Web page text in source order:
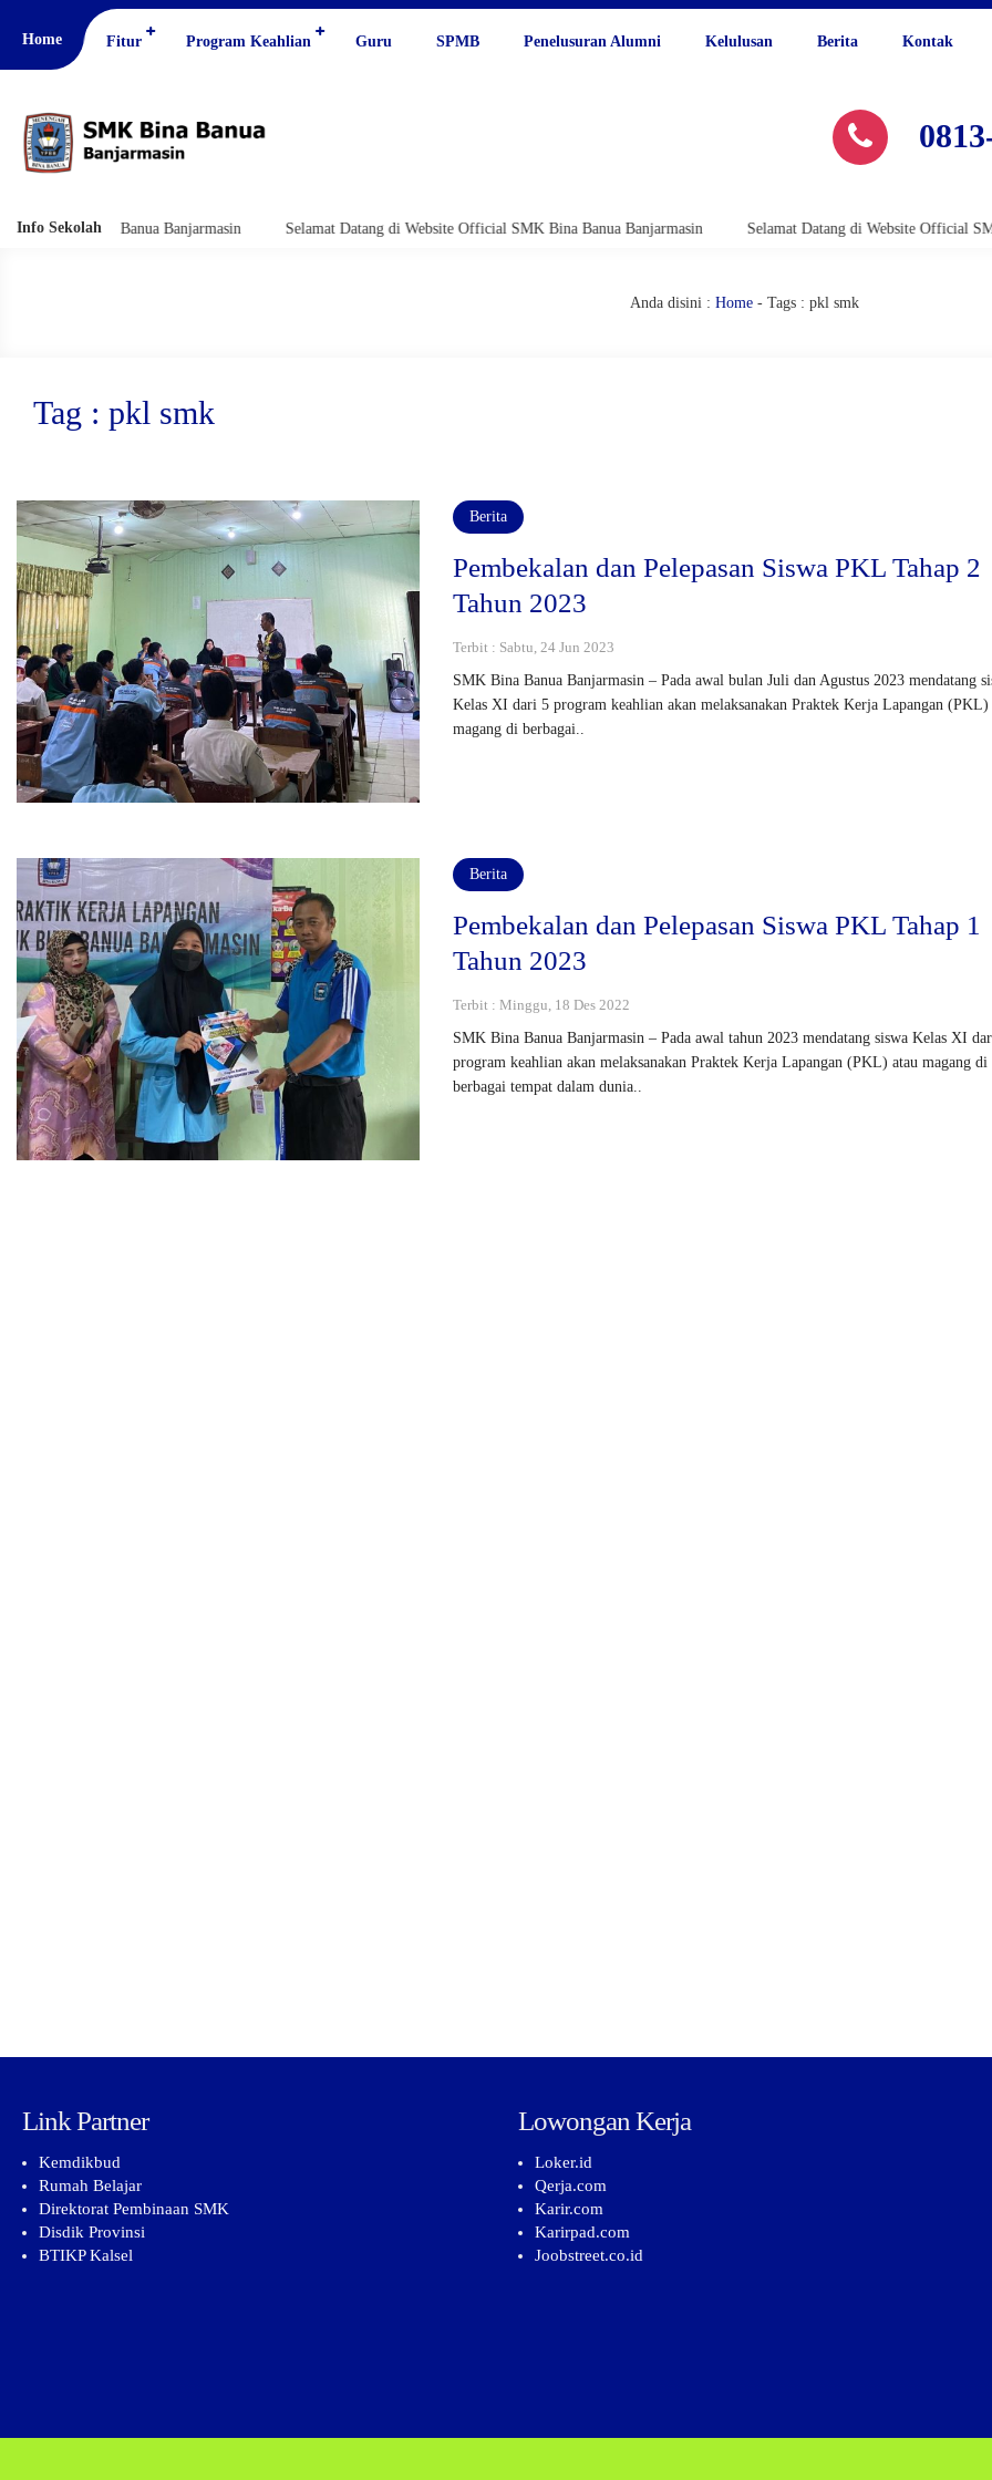
Home Fitur Program Keahlian Guru SPMB Penelusuran Alumni Kelulusan Berita Kontak
Info Sekolah
Bina Banua Banjarmasin Selamat Datang di Website Official SMK Bina Banua Banjarmasin Selamat Datang di Website Official SMK
Anda disini : Home- Tags : pkl smk
Tag : pkl smk
Berita
Pembekalan dan Pelepasan Siswa PKL Tahap 2
Tahun 2023
Terbit : Sabtu, 24 Jun 2023
SMK Bina Banua Banjarmasin – Pada awal bulan Juli dan Agustus 2023 mendatang
Kelas XI dari 5 program keahlian akan melaksanakan Praktek Kerja Lapangan (PKL)
magang di berbagai..
Berita
Pembekalan dan Pelepasan Siswa PKL Tahap 1
Tahun 2023
Terbit : Minggu, 18 Des 2022
SMK Bina Banua Banjarmasin – Pada awal tahun 2023 mendatang siswa Kelas XI
program keahlian akan melaksanakan Praktek Kerja Lapangan (PKL) atau magang di
berbagai tempat dalam dunia..
Link Partner
Kemdikbud
Rumah Belajar
Direktorat Pembinaan SMK
Disdik Provinsi
BTIKP Kalsel
Lowongan Kerja
Loker.id
Qerja.com
Karir.com
Karirpad.com
Joobstreet.co.id